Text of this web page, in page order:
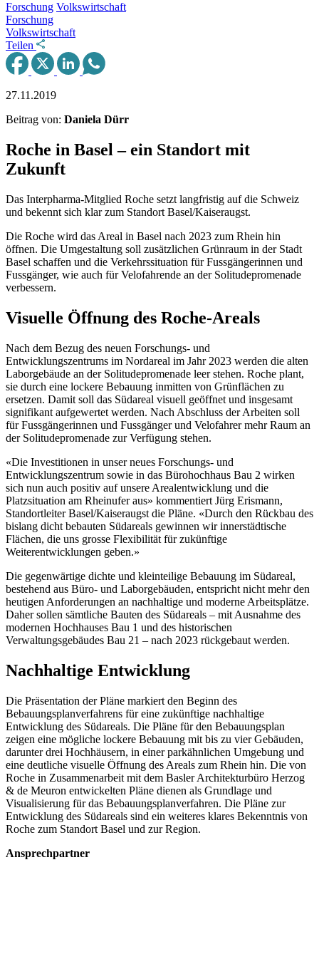
Forschung Volkswirtschaft
Forschung
Volkswirtschaft
Teilen
27.11.2019
Beitrag von: Daniela Dürr
Roche in Basel – ein Standort mit
Zukunft
Das Interpharma-Mitglied Roche setzt langfristig auf die Schweiz
und bekennt sich klar zum Standort Basel/Kaiseraugst.
Die Roche wird das Areal in Basel nach 2023 zum Rhein hin
öffnen. Die Umgestaltung soll zusätzlichen Grünraum in der Stadt
Basel schaffen und die Verkehrssituation für Fussgängerinnen und
Fussgänger, wie auch für Velofahrende an der Solitudepromenade
verbessern.
Visuelle Öffnung des Roche-Areals
Nach dem Bezug des neuen Forschungs- und
Entwicklungszentrums im Nordareal im Jahr 2023 werden die alten
Laborgebäude an der Solitudepromenade leer stehen. Roche plant,
sie durch eine lockere Bebauung inmitten von Grünflächen zu
ersetzen. Damit soll das Südareal visuell geöffnet und insgesamt
signifikant aufgewertet werden. Nach Abschluss der Arbeiten soll
für Fussgängerinnen und Fussgänger und Velofahrer mehr Raum an
der Solitudepromenade zur Verfügung stehen.
«Die Investitionen in unser neues Forschungs- und
Entwicklungszentrum sowie in das Bürohochhaus Bau 2 wirken
sich nun auch positiv auf unsere Arealentwicklung und die
Platzsituation am Rheinufer aus» kommentiert Jürg Erismann,
Standortleiter Basel/Kaiseraugst die Pläne. «Durch den Rückbau des
bislang dicht bebauten Südareals gewinnen wir innerstädtische
Flächen, die uns grosse Flexibilität für zukünftige
Weiterentwicklungen geben.»
Die gegenwärtige dichte und kleinteilige Bebauung im Südareal,
bestehend aus Büro- und Laborgebäuden, entspricht nicht mehr den
heutigen Anforderungen an nachhaltige und moderne Arbeitsplätze.
Daher sollen sämtliche Bauten des Südareals – mit Ausnahme des
modernen Hochhauses Bau 1 und des historischen
Verwaltungsgebäudes Bau 21 – nach 2023 rückgebaut werden.
Nachhaltige Entwicklung
Die Präsentation der Pläne markiert den Beginn des
Bebauungsplanverfahrens für eine zukünftige nachhaltige
Entwicklung des Südareals. Die Pläne für den Bebauungsplan
zeigen eine mögliche lockere Bebauung mit bis zu vier Gebäuden,
darunter drei Hochhäusern, in einer parkähnlichen Umgebung und
eine deutliche visuelle Öffnung des Areals zum Rhein hin. Die von
Roche in Zusammenarbeit mit dem Basler Architekturbüro Herzog
& de Meuron entwickelten Pläne dienen als Grundlage und
Visualisierung für das Bebauungsplanverfahren. Die Pläne zur
Entwicklung des Südareals sind ein weiteres klares Bekenntnis von
Roche zum Standort Basel und zur Region.
Ansprechpartner